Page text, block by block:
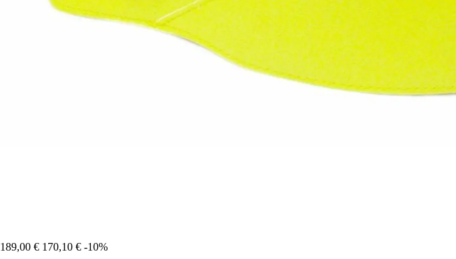
189,00 € 170,10 € -10%